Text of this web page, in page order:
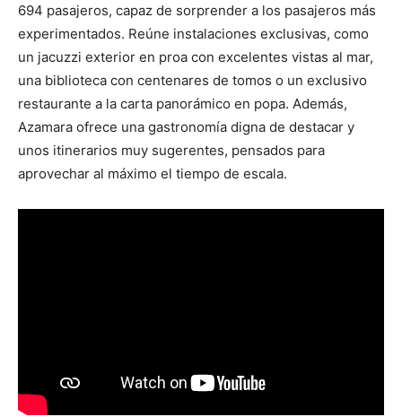
694 pasajeros, capaz de sorprender a los pasajeros más
experimentados. Reúne instalaciones exclusivas, como
un jacuzzi exterior en proa con excelentes vistas al mar,
una biblioteca con centenares de tomos o un exclusivo
restaurante a la carta panorámico en popa. Además,
Azamara ofrece una gastronomía digna de destacar y
unos itinerarios muy sugerentes, pensados para
aprovechar al máximo el tiempo de escala.